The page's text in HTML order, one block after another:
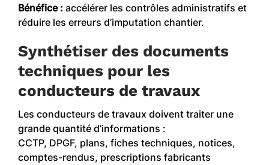
Bénéfice : accélérer les contrôles administratifs et
réduire les erreurs d’imputation chantier.
Synthétiser des documents
techniques pour les
conducteurs de travaux
Les conducteurs de travaux doivent traiter une
grande quantité d’informations :
CCTP, DPGF, plans, fiches techniques, notices,
comptes-rendus, prescriptions fabricants